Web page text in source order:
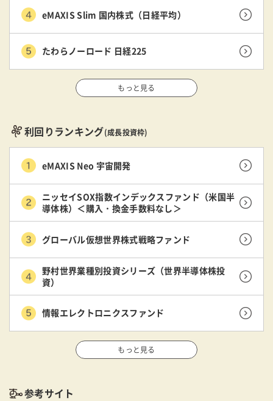
eMAXIS Slim 国内株式（日経平均）
たわらノーロード 日経225
もっと見る
利回りランキング(成長投資枠)
eMAXIS Neo 宇宙開発
ニッセイSOX指数インデックスファンド（米国半
導体株）＜購入・換金手数料なし＞
グローバル仮想世界株式戦略ファンド
野村世界業種別投資シリーズ（世界半導体株投
資）
情報エレクトロニクスファンド
もっと見る
参考サイト